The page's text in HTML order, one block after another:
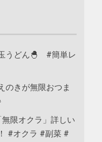
うどん🐣 #簡単レ
のきが無限おつま
限オクラ」詳しい
#オクラ #副菜 #